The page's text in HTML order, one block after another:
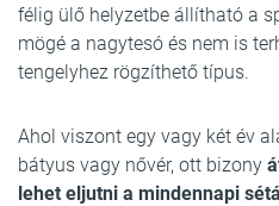
félig ülő helyzetbe állítható a
mögé a nagytesó és nem is
tengelyhez rögzíthető típus.
Ahol viszont egy vagy két év
bátyus vagy nővér, ott bizony
lehet eljutni a mindennapi